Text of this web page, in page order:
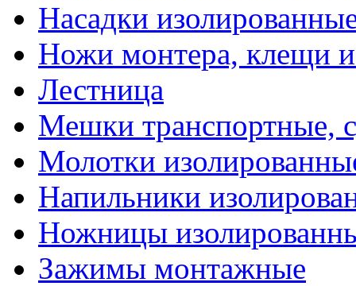
Насадки
Ножи монтера, клещи
Лестница
Мешки транспортные,
Молотки
Напильники
Ножницы
Зажимы монтажные